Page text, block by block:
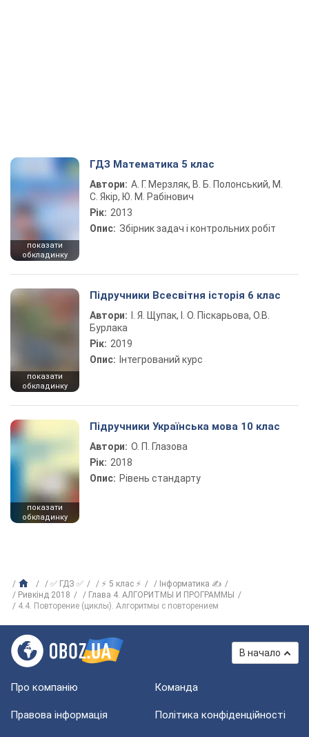
показати
обкладинку
ГДЗ Математика 5 клас
Автори: А. Г. Мерзляк, В. Б. Полонський, М.
С. Якір, Ю. М. Рабінович
Рік: 2013
Опис: Збірник задач і контрольних робіт
показати
обкладинку
Підручники Всесвітня історія 6 клас
Автори:
І. Я. Щупак, І. О. Піскарьова, О.В.
Бурлака
Рік: 2019
Опис: Інтегрований курс
показати
обкладинку
Підручники Українська мова 10 клас
Автори: О. П. Глазова
Рік: 2018
Опис: Рівень стандарту
✅ ГДЗ ✅ ⚡ 5 клас ⚡
Інформатика ✍
Ривкінд 2018
Глава 4. АЛГОРИТМЫ И ПРОГРАММЫ
4.4. Повторение (циклы). Алгоритмы с повторением
В начало
Про компанію Команда
Правова інформація Політика конфіденційності